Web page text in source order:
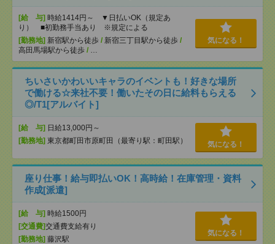
[給 与] 時給1414円～ ▼日払いOK（規定あ
り） ■初勤務手当あり ※規定による
[勤務地] 新宿駅から徒歩 / 新宿三丁目駅から徒歩 /
高田馬場駅から徒歩 / …
気になる！
ちいさいかわいいキャラのイベントも！好きな場所
で働ける☆来社不要！働いたその日に給料もらえる
◎/T1[アルバイト]
[給 与] 日給13,000円～
[勤務地] 東京都町田市原町田（最寄り駅：町田駅） 気になる！
座り仕事！給与即払いOK！高時給！在庫管理・資料
作成[派遣]
[給 与] 時給1500円
[交通費]交通費支給有り
[勤務地] 藤沢駅
気になる！